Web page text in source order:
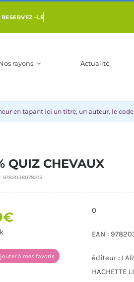
rayons Actualité
QUIZ CHEVAUX
9782036078215
€
à mes favoris
0
EAN :
éditeur :
HACHETTE